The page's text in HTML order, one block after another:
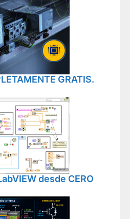
GRATIS.
desde CERO